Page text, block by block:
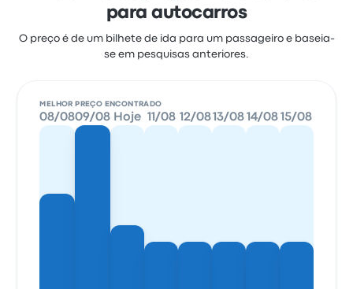
para autocarros
O preço é de um bilhete de ida para um passageiro e baseia-
se em pesquisas anteriores.
MELHOR PREÇO ENCONTRADO
08/0809/08 Hoje 11/08 12/08 13/08 14/08 15/08